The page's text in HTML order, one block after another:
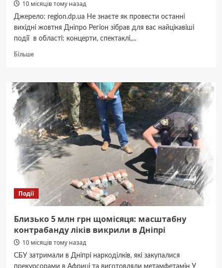
10 місяців тому назад
Джерело: region.dp.ua Не знаєте як провести останні
вихідні жовтня Дніпро Регіон зібрав для вас найцікавіші
події в області: концерти, спектаклі,...
БільшеДокладніше
піти
на
вихідні
у
Дніпропетровській
області
25
та
26
жовтня
Події
Близько 5 млн грн щомісяця: масштабну
контрабанду ліків викрили в Дніпрі
10 місяців тому назад
СБУ затримали в Дніпрі наркоділків, які закупалися
прекурсорами в Африці та виготовляли метамфетамін У